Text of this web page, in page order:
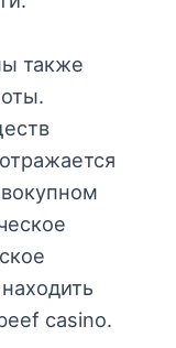
также
casino.